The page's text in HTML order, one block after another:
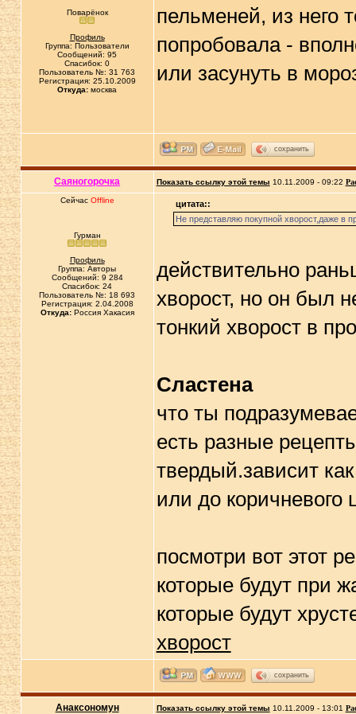
Поварёнок
Профиль
Группа: Пользователи
Сообщений: 95
Спасибок: 0
Пользователь №: 31 763
Регистрация: 25.10.2009
Откуда: москва
пельменей, из него
попробовала -
или засунуть в
сохранить
Саяногорочка Показать ссылку этой темы 10.11.2009 - 09:22
Сейчас Offline
Гурман
Профиль
Группа: Авторы
Сообщений: 9 284
Спасибок: 24
Пользователь №: 18 693
Регистрация: 2.04.2008
Откуда:Россия Хакасия
цитата::
Не представляю покупной хворост,даже в
действительно
хворост, но он был
тонкий хворост в
Сластена
что ты
есть разные
твердый.зависит
или до коричневого
посмотри вот этот
которые будут при
которые будут
хворост
сохранить
Анаксономун Показать ссылку этой темы 10.11.2009 - 13:01